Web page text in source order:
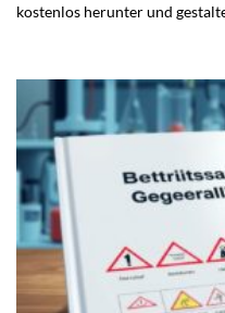
kostenlos herunter und